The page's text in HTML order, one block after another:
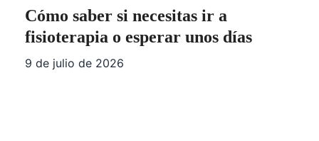
Cómo saber si necesitas ir a
fisioterapia o esperar unos días
9 de julio de 2026